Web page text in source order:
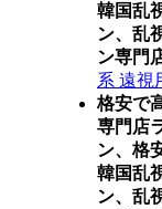
韓国乱
ン、乱
ン専門
系 遠視
格安で
専門店
ン、格
韓国乱
ン、乱